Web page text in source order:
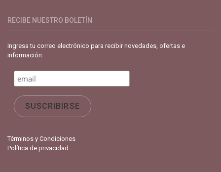
RECIBE NUESTRO BOLETÍN
Ingresa tu correo electrónico para recibir novedades, ofertas e
información.
Términos y Condiciones
Política de privacidad